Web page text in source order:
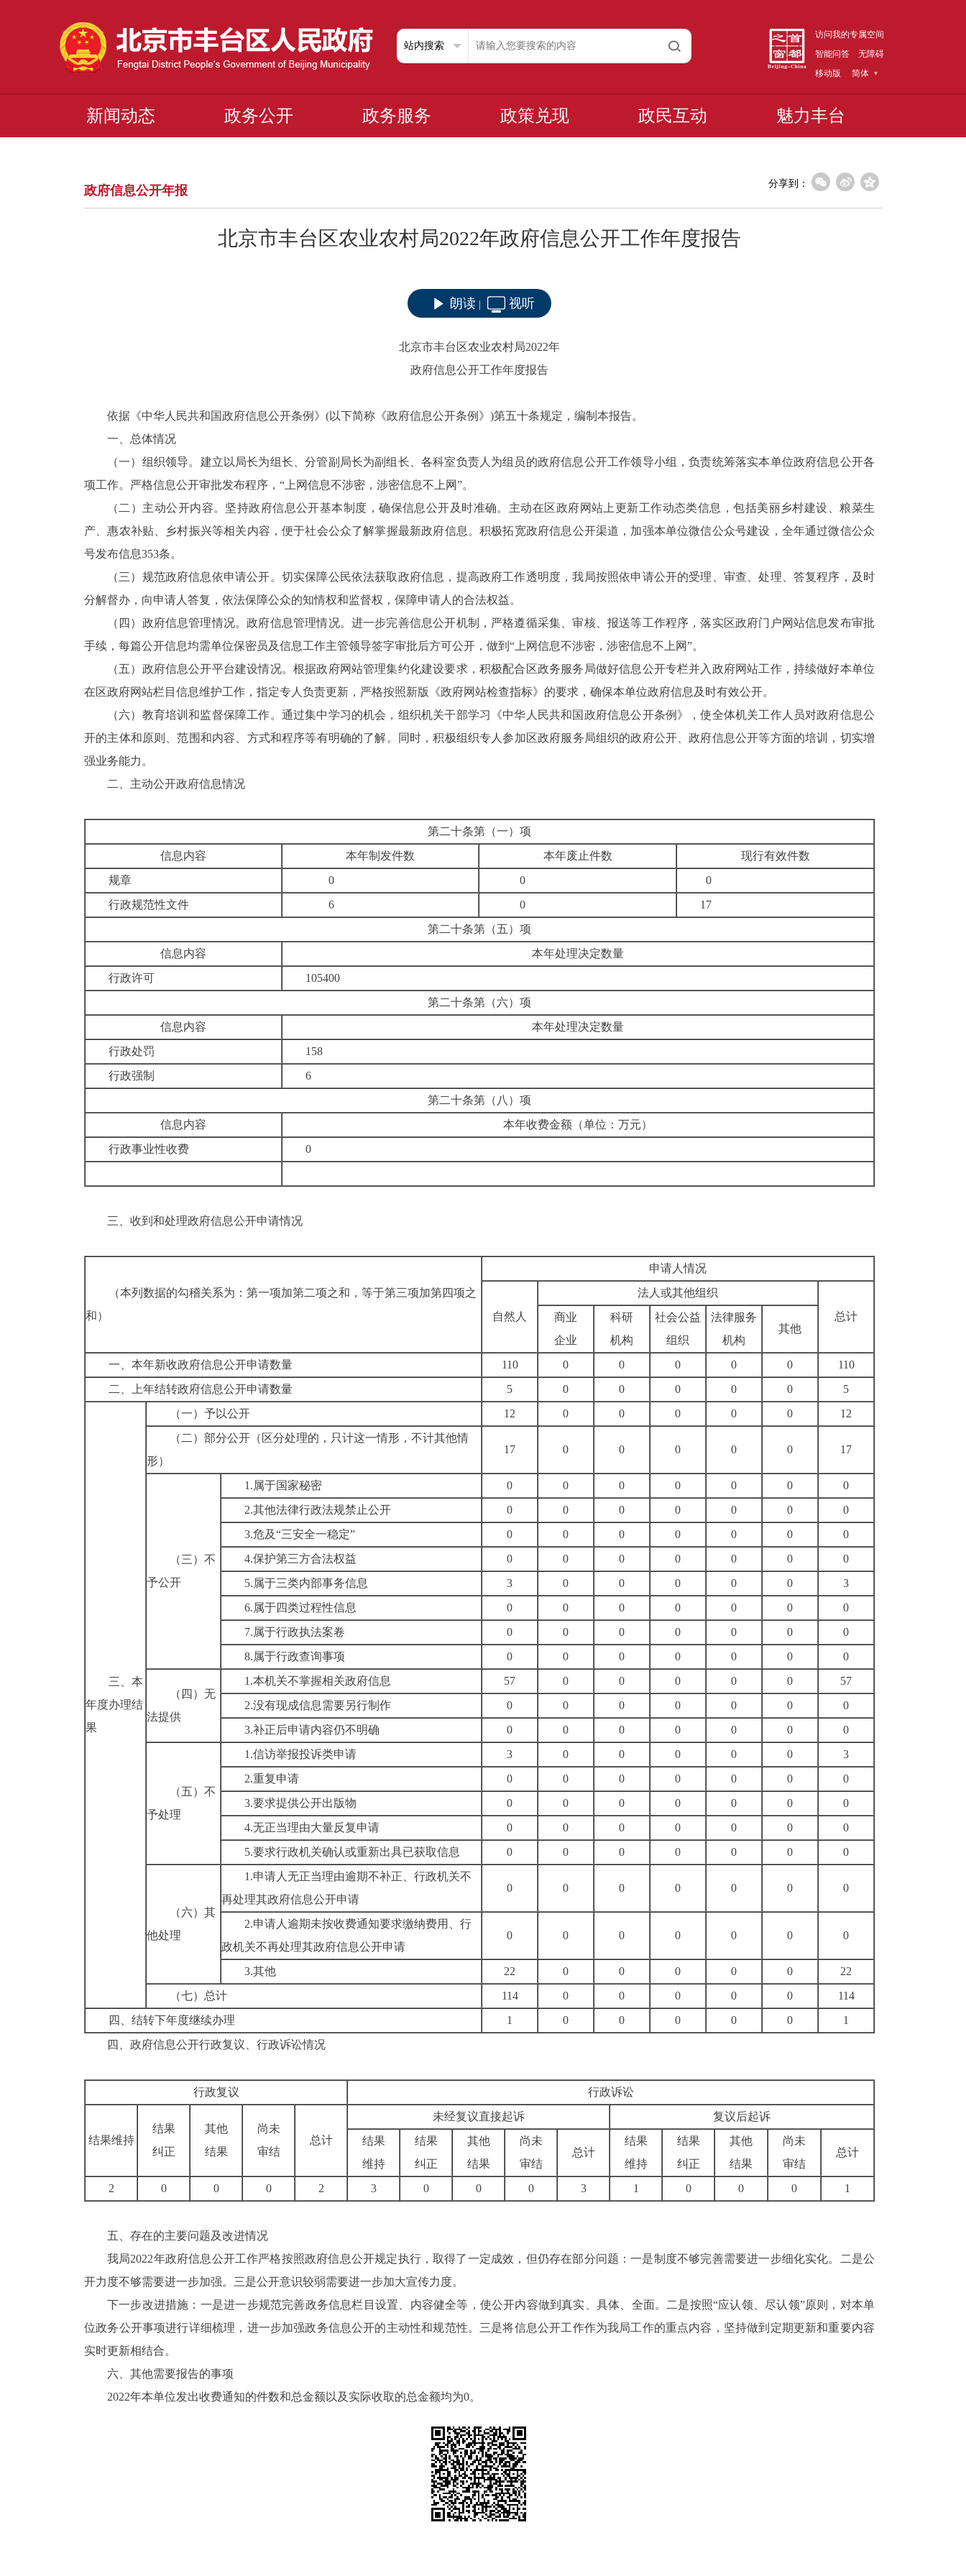
访问我的专属空间
智能问答
无障碍
移动版
简体
新闻动态 政务公开 政务服务 政策兑现 政民互动 魅力丰台
政府信息公开年报 分享到：
北京市丰台区农业农村局2022年政府信息公开工作年度报告
朗读 视听
北京市丰台区农业农村局2022年
政府信息公开工作年度报告
依据《中华人民共和国政府信息公开条例》 (以下简称《政府信息公开条例》)第五十条规定，编制本报告。
一、总体情况
（一） 组织领导。 建立以局长为组长、分管副局长为副组长、各科室负责人为组员的政府信息公开工作领导小组，负责统筹落实本单位政府信息公开各
项工作。严格信息公开审批发布程序， “上网信息不涉密，涉密信息不上网”。
（ 二 ）主动公开内容。 坚持政府信息公开基本制度，确保信息公开及时准确。主动在区政府网站上更新工作动态类信息，包括美丽乡村建设、粮菜生
产、惠农补贴、乡村振兴等相关内容，便于社会公众了解掌握最新政府信息。积极拓宽政府信息公开渠道，加强本单位微信公众号建设，全年通过微信公众
号发布信息353条。
（三）规范政府信息依申请公开。 切实保障公民依法获取政府信息，提高政府工作透明度，我局按照依申请公开的受理、审查、处理、答复程序，及时
分解督办，向申请人答复，依法保障公众的知情权和监督权，保障申请人的合法权益。
（ 四 ）政府信息管理情况。政府信息管理情况。进一步完善信息公开机制，严格遵循采集、审核、报送等工作程序，落实区政府门户网站信息发布审批
手续，每篇公开信息均需单位保密员及信息工作主管领导签字审批后方可公开，做到 “上网信息不涉密，涉密信息不上网”。
（五）政府信息公开平台建设情况。 根据政府网站管理集约化建设要求，积极配合区政务服务局做好信息公开专栏并入政府网站工作，持续做好本单位
在区政府网站栏目信息维护工作，指定专人负责更新，严格按照新版《政府网站检查指标》的要求，确保本单位政府信息及时有效公开。
（六）教育培训和监督保障工作。 通过集中学习的机会，组织机关干部学习《中华人民共和国 政府信息公开条例》，使全体机关工作人员对政府信息公
开的主体和原则、范围和内容、方式和程序等有明确的了解。同时，积极组织专人参加区政府服务局组织的政府公开、政府信息公开等方面的培训，切实增
强业务能力。
二、 主动公开政府信息情况
第二十条第（一）项
信息内容
本年制发件数 本年废止件数 现行有效件数
规章
0 0
0
行政规范性文件
6 0
17
第二十条第（五）项
信息内容
本年处理决定数量
行政许可
105400
第二十条第（六）项
信息内容
本年处理决定数量
行政处罚
158
行政强制
6
第二十条第（八）项
信息内容
本年收费金额（单位：万元）
行政事业性收费
0
三、 收到和处理政府信息公开申请情况
（本列数据的勾稽关系为：第一项加第二项之和，等于第三项加第四项之
和）
申请人情况
自然人
法人或其他组织
总计
商业
企业
科研
机构
社会公益
组织
法律服务
机构
其他
一、本年新收政府信息公开申请数量 110 0 0 0 0 0
110
二、上年结转政府信息公开申请数量
5 0 0 0 0 0 5
三、本
年度办理结
果
（一）予以公开 12 0 0 0 0 0
12
（二）部分公开 （区分处理的，只计这一情形，不计其他情
形）
17 0 0 0 0 0 17
（三）不
予公开
1.属于国家秘密 0 0 0 0 0 0
0
2.其他法律行政法规禁止公开
0 0 0 0 0 0
0
3.危及“三安全一稳定”
0 0 0 0 0 0
0
4.保护第三方合法权益
0 0 0 0 0 0
0
5.属于三类内部事务信息
3 0 0 0 0 0
3
6.属于四类过程性信息
0 0 0 0 0 0
0
7.属于行政执法案卷
0 0 0 0 0 0
0
8.属于行政查询事项
0 0 0 0 0 0 0
（四）无
法提供
1.本机关不掌握相关政府信息 57 0 0 0 0 0
57
2.没有现成信息需要另行制作
0 0 0 0 0 0
0
3.补正后申请内容仍不明确
0 0 0 0 0 0 0
（五）不
予处理
1.信访举报投诉类申请 3 0 0 0 0 0
3
2.重复申请
0 0 0 0 0 0
0
3.要求提供公开出版物
0 0 0 0 0 0
0
4.无正当理由大量反复申请
0 0 0 0 0 0
0
5.要求行政机关确认或重新出具已获取信息
0 0 0 0 0 0 0
（六）其
他处理
1.申请人无正当理由逾期不补正、行政机关不
再处理其政府信息公开申请
0 0 0 0 0 0 0
2.申请人逾期未按收费通知要求缴纳费用、行
政机关不再处理其政府信息公开申请
0 0 0 0 0 0 0
3.其他 22 0 0 0 0 0
22
（七）总计
114 0 0 0 0 0
114
四、结转下年度继续办理
1 0 0 0 0 0
1
四、政府信息公开行政复议、行政诉讼情况
行政复议 行政诉讼
结果维持
结果
纠正
其他
结果
尚未
审结
总计
未经复议直接起诉
复议后起诉
结果
维持
结果
纠正
其他
结果
尚未
审结
总计
结果
维持
结果
纠正
其他
结果
尚未
审结
总计
2 0 0 0 2 3 0 0 0 3 1 0 0 0 1
五、存在的主要问题及改进情况
我局2022年政府信息公开工作严格按照政府信息公开规定执行，取得了一定成效，但仍存在部分问题 ：一是制度不够完善需要进一步细化实化。二是公
开力度不够需要进一步加强。三是公开意识较弱需要进一步加大宣传力度。
下一步改进措施：一是进一步规范完善政务信息栏目设置、内容健全等，使公开内容做到真实、具体、全面。二是按照“应认领、尽认领”原则，对本单
位政务公开事项进行详细梳理，进一步加强政务信息公开的主动性和规范性。三是将信息公开工作作为我局工作的重点内容，坚持做到定期更新和重要内容
实时更新相结合。
六、其他需要报告的事项
2022年本单位发出收费通知的件数和总金额以及实际收取的总金额均为0。